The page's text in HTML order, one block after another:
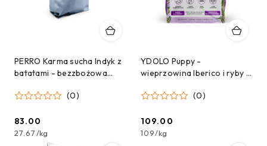
PERRO Karma sucha Indyk z
batatami - bezzbożowa
dorosłych średnich i dużych
(0)
Cena:
83.00
27.67/kg
YDOLO Puppy -
wieprzowina Iberico i ryby -
szczeniąt (2,5kg)
(0)
Cena:
109.00
109/kg